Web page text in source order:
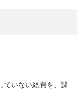
ていない経費を、課